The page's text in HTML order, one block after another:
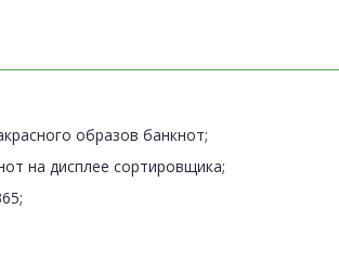
образов банкнот;
на дисплее сортировщика;